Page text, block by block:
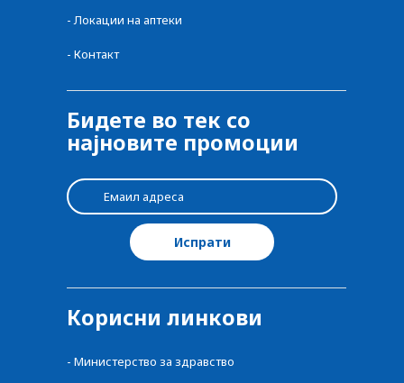
-Локации на аптеки
- Контакт
Бидете во тек со
најновите промоции
Корисни линкови
- Министерство за здравство